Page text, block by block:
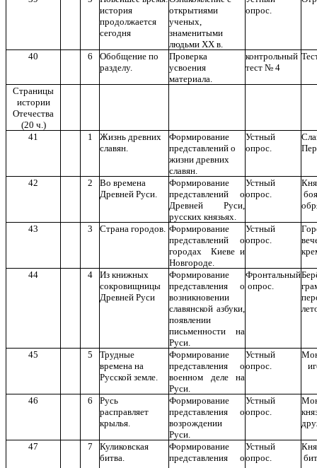
история
продолжается
сегодня
открытиями
ученых,
знаменитыми
людьми ХХ в.
опрос.
40 6
Обобщение по
разделу.
Проверка
усвоения
материала.
контрольный
тест № 4
Страницы
истории
Отечества
(20 ч.)
41
1
Жизнь древних
славян.
Формирование
представлений о
жизни древних
славян.
Устный
опрос.
42 2
Во времена
Древней Руси.
Формирование
представлений о
Древней Руси,
русских князьях.
Устный
опрос.
43 3 Страна городов. Формирование
представлений о
городах Киеве и
Новгороде.
Устный
опрос.
44 4
Из книжных
сокровищницы
Древней Руси
Формирование
представления о
возникновении
славянской азбуки,
появлении
письменности на
Руси.
Фронтальный
опрос.
45 5
Трудные
времена на
Русской земле.
Формирование
представления о
военном деле на
Руси.
Устный
опрос.
46 6
Русь
расправляет
крылья.
Формирование
представления о
возрождении
Руси.
Устный
опрос.
47 7
Куликовская
битва.
Формирование
представления о
Устный
опрос.